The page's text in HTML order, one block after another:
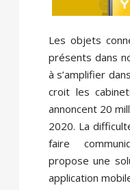
Les objets
présents dans
à s’amplifier
croit les
annoncent 20
2020. La
faire
propose une
application